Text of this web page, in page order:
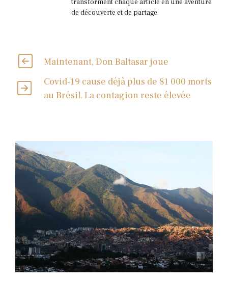
transforment chaque article en une aventure
de découverte et de partage.
Maintenant, Don Baltasar joue
Covid-19 cause déjà plus de 81 000 morts
au Brésil. La contagion reste élevée